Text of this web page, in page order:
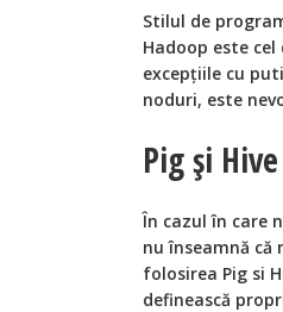
Stilul de
Hadoop este
excepțiile cu
noduri, este
Pig și Hive
În cazul în care
nu înseamnă că
folosirea Pig si
definească